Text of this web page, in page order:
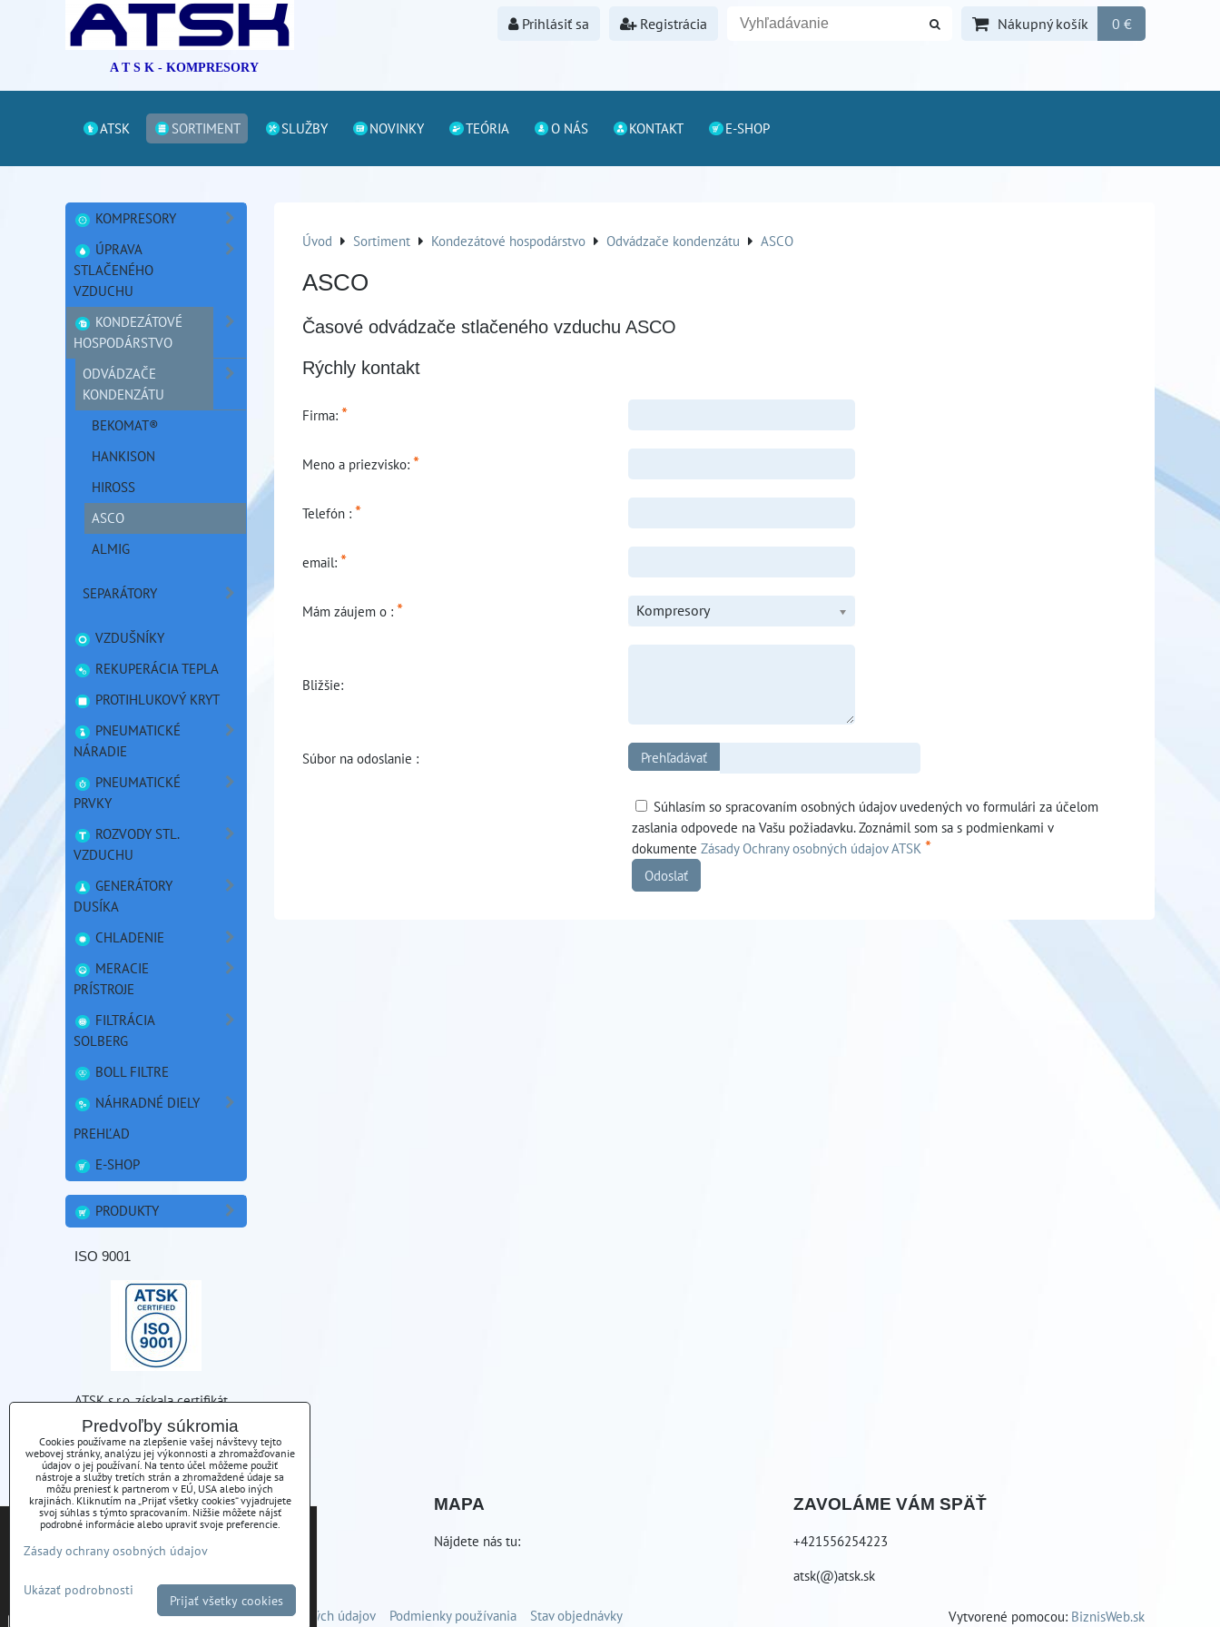
A T S K - KOMPRESORY
Prihlásiť sa Registrácia Nákupný košík 0 €
ATSK SORTIMENT SLUŽBY NOVINKY TEÓRIA O NÁS KONTAKT E-SHOP
Úvod Sortiment Kondezátové hospodárstvo Odvádzače kondenzátu ASCO
ASCO
Časové odvádzače stlačeného vzduchu ASCO
Rýchly kontakt
Firma: *
Meno a priezvisko: *
Telefón : *
email: *
Mám záujem o : * Kompresory
Bližšie:
Súbor na odoslanie :
Súhlasím so spracovaním osobných údajov uvedených vo formulári za účelom
zaslania odpovede na Vašu požiadavku. Zoznámil som sa s podmienkami v
dokumenteZásady Ochrany osobných údajov ATSK *
Odoslať
KOMPRESORY
ÚPRAVA
STLAČENÉHO
VZDUCHU
KONDEZÁTOVÉ
HOSPODÁRSTVO
ODVÁDZAČE
KONDENZÁTU
BEKOMAT®
HANKISON
HIROSS
ASCO
ALMIG
SEPARÁTORY
VZDUŠNÍKY
REKUPERÁCIA TEPLA
PROTIHLUKOVÝ KRYT
PNEUMATICKÉ
NÁRADIE
PNEUMATICKÉ
PRVKY
ROZVODY STL.
VZDUCHU
GENERÁTORY
DUSÍKA
CHLADENIE
MERACIE
PRÍSTROJE
FILTRÁCIA
SOLBERG
BOLL FILTRE
NÁHRADNÉ DIELY
PREHĽAD
E-SHOP
PRODUKTY
ISO 9001
ATSK s.r.o. získala certifikát
kvality ISO 9001
KONTAKT MAPA
Nájdete nás tu:
ZAVOLÁME VÁM SPÄŤ
+421556254223
atsk(@)atsk.sk
Predvoľby súkromia Zásady ochrany osobných údajov Podmienky používania Stav objednávky Vytvorené pomocou: BiznisWeb.sk
Predvoľby súkromia
Cookies používame na zlepšenie vašej návštevy tejto
webovej stránky, analýzu jej výkonnosti a zhromažďovanie
údajov o jej používaní. Na tento účel môžeme použiť
nástroje a služby tretích strán a zhromaždené údaje sa
môžu preniesť k partnerom v EÚ, USA alebo iných
krajinách. Kliknutím na „Prijať všetky cookies“ vyjadrujete
svoj súhlas s týmto spracovaním. Nižšie môžete nájsť
podrobné informácie alebo upraviť svoje preferencie.
Zásady ochrany osobných údajov
Ukázať podrobnosti
Prijať všetky cookies
Tieto internetové stránky používajú súbory cookies.
ako je možné zabrániť ich používaniu nájdete na
Zásady Ochrany osobných údajov